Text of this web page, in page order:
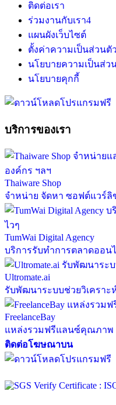
ติดต่อเรา
ร่วมงานกับเรา4
แผนผังเว็บไซต์
ตั้งค่าความเป็นส่วนตัว
นโยบายความเป็นส่ว
นโยบายคุกกี้
บริการของเรา
Thaiware Shop
จำหน่าย จัดหา ซอฟต์แวร์
TumWai Digital Agency
บริการรับทำการตลาดออน
Ultromate.ai
รับพัฒนาระบบช่วยวิเคราะ
FreelanceBay
แหล่งรวมฟรีแลนซ์คุณภาพ
ติดต่อโฆษณาบน